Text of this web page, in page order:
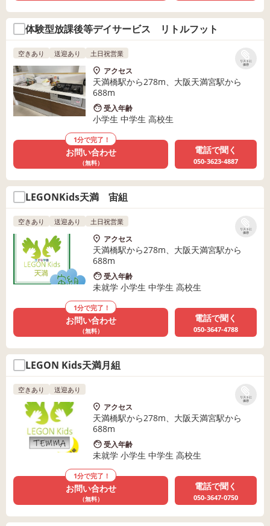
体験型放課後等デイサービス リトルフット
リストに
保存
空きあり 送迎あり 土日祝営業
アクセス
天満橋駅から278m、大阪天満宮駅から
688m
受入年齢
小学生 中学生 高校生
1分で完了！
お問い合わせ
（無料）
電話で聞く
050-3623-4887
LEGONKids天満 宙組
リストに
保存
空きあり 送迎あり 土日祝営業
アクセス
天満橋駅から278m、大阪天満宮駅から
688m
受入年齢
未就学 小学生 中学生 高校生
1分で完了！
お問い合わせ
（無料）
電話で聞く
050-3647-4788
LEGON Kids天満月組
リストに
保存
空きあり 送迎あり
アクセス
天満橋駅から278m、大阪天満宮駅から
688m
受入年齢
未就学 小学生 中学生 高校生
1分で完了！
お問い合わせ
（無料）
電話で聞く
050-3647-0750